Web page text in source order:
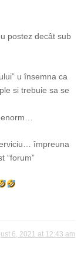
postez decât sub
u însemna ca
si trebuie sa se
împreuna
“forum”
6, 2021 at 12:43 am